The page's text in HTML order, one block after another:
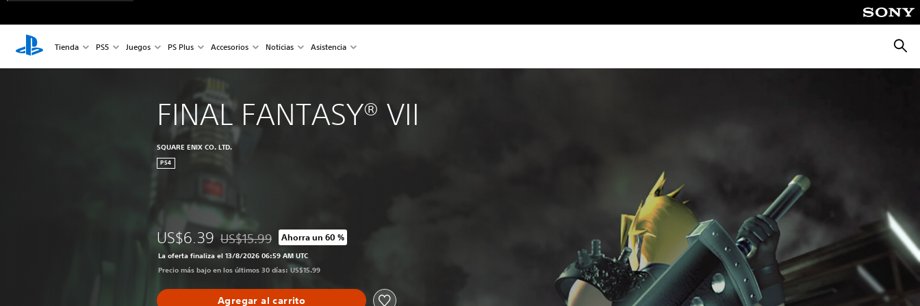
Tienda PS5 Juegos PS Plus Accesorios Noticias Asistencia
FINAL FANTASY® VII
SQUARE ENIX CO. LTD.
PS4
US$6.39 Rebajado del precio original de US$15.99
US$15.99 Ahorra un 60 %
La oferta finaliza el 13/8/2026 06:59 AM UTC
Precio más bajo en los últimos 30 días: US$15.99
Agregar al carrito